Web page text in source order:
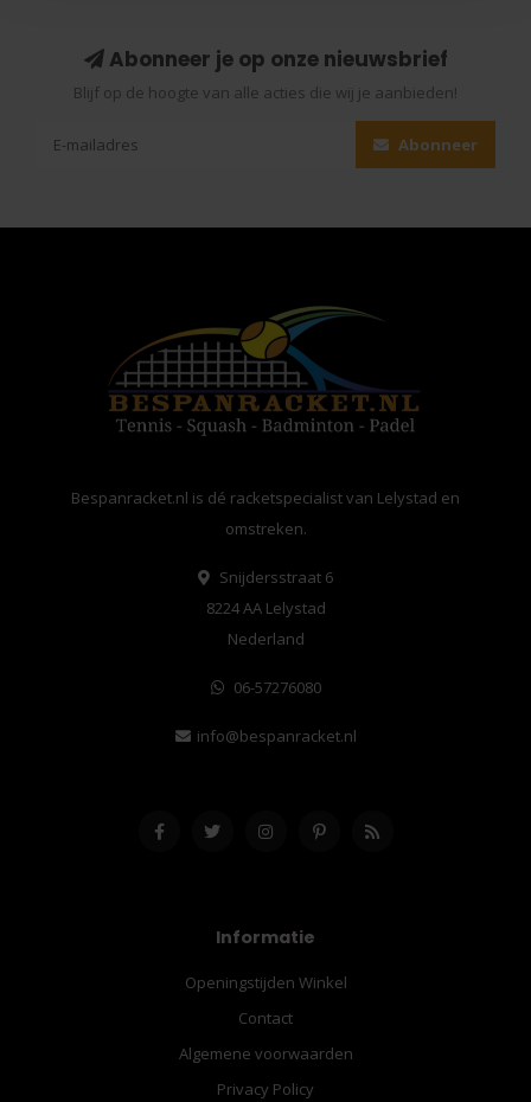
Abonneer je op onze nieuwsbrief
Blijf op de hoogte van alle acties die wij je aanbieden!
Abonneer
Bespanracket.nl is dé racketspecialist van Lelystad en
omstreken.
Snijdersstraat 6
8224 AA Lelystad
Nederland
06-57276080
info@bespanracket.nl
Informatie
Openingstijden Winkel
Contact
Algemene voorwaarden
Privacy Policy